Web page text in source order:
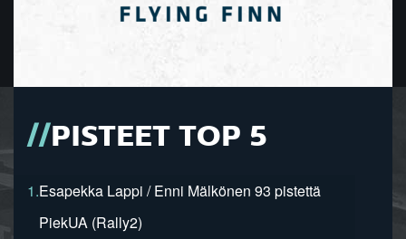
PISTEET TOP 5
1.Esapekka Lappi / Enni Mälkönen 93 pistettä
PiekUA (Rally2)